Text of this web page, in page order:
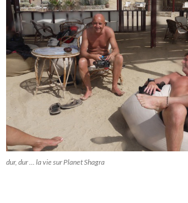
dur, dur … la vie sur Planet Shagra